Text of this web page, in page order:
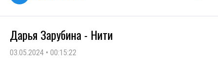
Дарья Зарубина - Нити
03.05.2024 • 00:15:22